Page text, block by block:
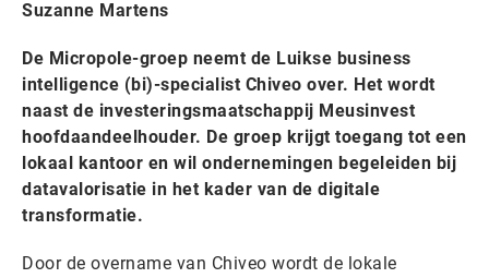
Suzanne Martens
De Micropole-groep neemt de Luikse business
intelligence (bi)-specialist Chiveo over. Het wordt
naast de investeringsmaatschappij Meusinvest
hoofdaandeelhouder. De groep krijgt toegang tot een
lokaal kantoor en wil ondernemingen begeleiden bij
datavalorisatie in het kader van de digitale
transformatie.
Door de overname van Chiveo wordt de lokale